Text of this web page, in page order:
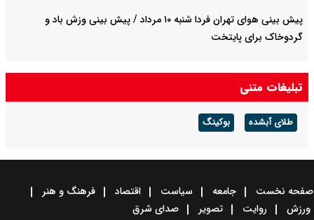
پیش بینی هوای تهران فردا شنبه ۱۰ مرداد / پیش بینی وزش باد و
گردوخاک برای پایتخت
تبلیغات متنی
طلای آبشده بوکینگ
صفحه نخست جامعه سیاست اقتصاد
فرهنگ و هنر
ورزش
روایت تصویر صدای شرق